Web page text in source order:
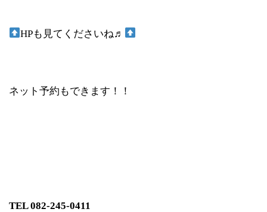
HPも見てくださいね♬
ネット予約もできます！！
TEL 082-245-0411